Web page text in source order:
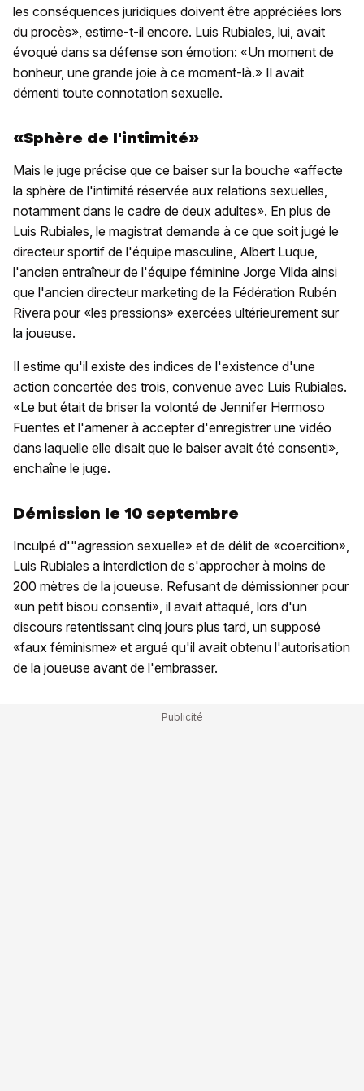
les conséquences juridiques doivent être appréciées lors
du procès», estime-t-il encore. Luis Rubiales, lui, avait
évoqué dans sa défense son émotion: «Un moment de
bonheur, une grande joie à ce moment-là.» Il avait
démenti toute connotation sexuelle.
«Sphère de l'intimité»
Mais le juge précise que ce baiser sur la bouche «affecte
la sphère de l'intimité réservée aux relations sexuelles,
notamment dans le cadre de deux adultes». En plus de
Luis Rubiales, le magistrat demande à ce que soit jugé le
directeur sportif de l'équipe masculine, Albert Luque,
l'ancien entraîneur de l'équipe féminine Jorge Vilda ainsi
que l'ancien directeur marketing de la Fédération Rubén
Rivera pour «les pressions» exercées ultérieurement sur
la joueuse.
Il estime qu'il existe des indices de l'existence d'une
action concertée des trois, convenue avec Luis Rubiales.
«Le but était de briser la volonté de Jennifer Hermoso
Fuentes et l'amener à accepter d'enregistrer une vidéo
dans laquelle elle disait que le baiser avait été consenti»,
enchaîne le juge.
Démission le 10 septembre
Inculpé d'"agression sexuelle» et de délit de «coercition»,
Luis Rubiales a interdiction de s'approcher à moins de
200 mètres de la joueuse. Refusant de démissionner pour
«un petit bisou consenti», il avait attaqué, lors d'un
discours retentissant cinq jours plus tard, un supposé
«faux féminisme» et argué qu'il avait obtenu l'autorisation
de la joueuse avant de l'embrasser.